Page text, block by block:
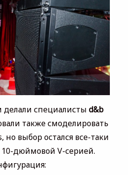
специалисты d&b
также смоделировать
но выбор остался все-таки
10-дюймовой V-серией.